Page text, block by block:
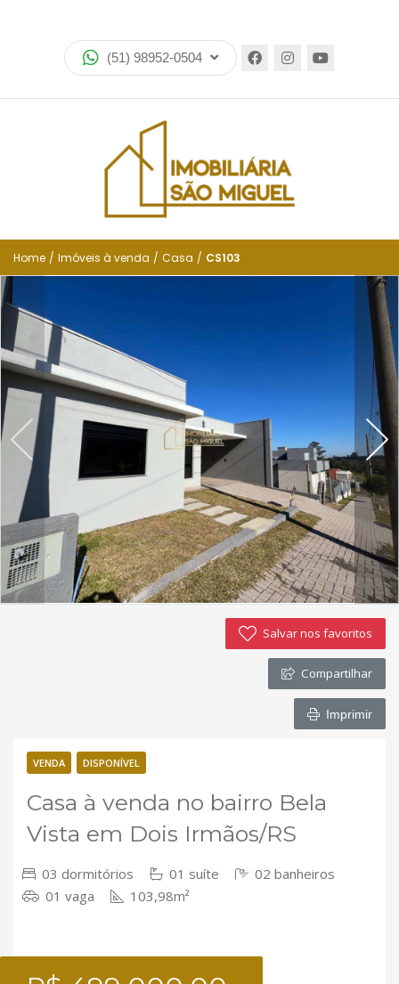
(51) 98952-0504
Imóveis
Encomende seu imóvel
Financiamento
Simulador de financiamento
Negocie seu imóvel
Imóveis favoritos
Contato
Home / Imóveis à venda / Casa / CS103
Salvar nos favoritos
Compartilhar
Imprimir
VENDA DISPONÍVEL
Casa à venda no bairro Bela
Vista em Dois Irmãos/RS
03 dormitórios 01 suíte
02 banheiros
01 vaga
103,98m²